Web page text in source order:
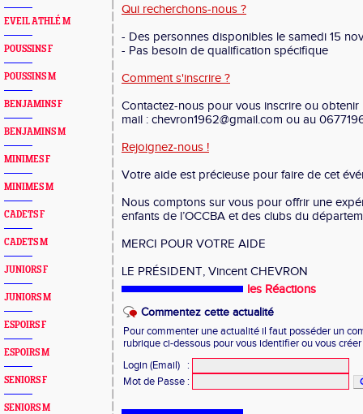
EVEIL ATHLÉ M
POUSSINS F
POUSSINS M
BENJAMINS F
BENJAMINS M
MINIMES F
MINIMES M
CADETS F
CADETS M
JUNIORS F
JUNIORS M
ESPOIRS F
ESPOIRS M
SENIORS F
SENIORS M
Qui recherchons-nous ?
- Des personnes disponibles le samedi 15
- Pas besoin de qualification spécifique
Comment s'inscrire ?
Contactez-nous pour vous inscrire ou
mail : chevron1962@gmail.com ou au
Rejoignez-nous !
Votre aide est précieuse pour faire de cet
Nous comptons sur vous pour offrir une
enfants de l’OCCBA et des clubs du
MERCI POUR VOTRE AIDE
LE PRÉSIDENT, Vincent CHEVRON
les Réactions
Commentez cette actualité
Pour commenter une actualité il faut posséder un
rubrique ci-dessous pour vous identifier ou vous
Login (Email)
:
Mot de Passe :